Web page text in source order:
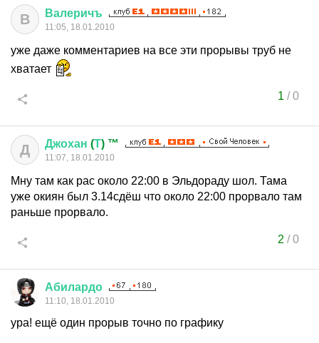
В Валеричъ
11:05, 18.01.2010
уже даже комментариев на все эти прорывы труб не
хватает
1 /0
Д Джохан (Т) ™
11:07, 18.01.2010
Мну там как рас около 22:00 в Эльдораду шол. Тама
уже окиян был 3.14сдёш что около 22:00 прорвало там
раньше прорвало.
2 /0
Абилардо
11:10, 18.01.2010
ура! ещё один прорыв точно по графику